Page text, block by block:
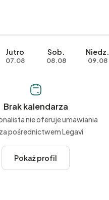
Jutro
07.08
Sob.
08.08
Niedz.
09.08
Brak kalendarza
nie oferuje umawiania
pośrednictwem Legavi
Pokaż profil